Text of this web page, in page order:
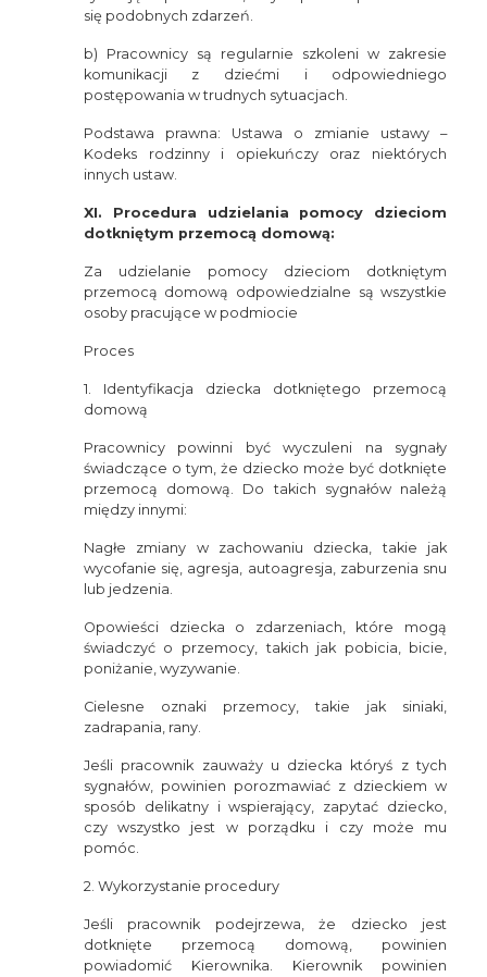
się podobnych zdarzeń.
b) Pracownicy są regularnie szkoleni w zakresie
komunikacji z dziećmi i odpowiedniego
postępowania w trudnych sytuacjach.
Podstawa prawna: Ustawa o zmianie ustawy –
Kodeks rodzinny i opiekuńczy oraz niektórych
innych ustaw.
XI. Procedura udzielania pomocy dzieciom
dotkniętym przemocą domową:
Za udzielanie pomocy dzieciom dotkniętym
przemocą domową odpowiedzialne są wszystkie
osoby pracujące w podmiocie
Proces
1. Identyfikacja dziecka dotkniętego przemocą
domową
Pracownicy powinni być wyczuleni na sygnały
świadczące o tym, że dziecko może być dotknięte
przemocą domową. Do takich sygnałów należą
między innymi:
Nagłe zmiany w zachowaniu dziecka, takie jak
wycofanie się, agresja, autoagresja, zaburzenia snu
lub jedzenia.
Opowieści dziecka o zdarzeniach, które mogą
świadczyć o przemocy, takich jak pobicia, bicie,
poniżanie, wyzywanie.
Cielesne oznaki przemocy, takie jak siniaki,
zadrapania, rany.
Jeśli pracownik zauważy u dziecka któryś z tych
sygnałów, powinien porozmawiać z dzieckiem w
sposób delikatny i wspierający, zapytać dziecko,
czy wszystko jest w porządku i czy może mu
pomóc.
2. Wykorzystanie procedury
Jeśli pracownik podejrzewa, że dziecko jest
dotknięte przemocą domową, powinien
powiadomić Kierownika. Kierownik powinien